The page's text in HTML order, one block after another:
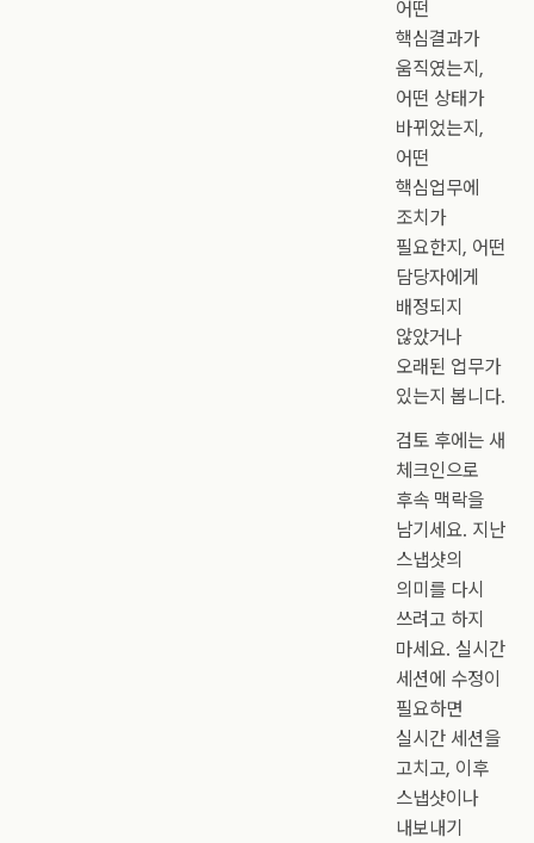
어떤
핵심결과가
움직였는지,
어떤 상태가
바뀌었는지,
어떤
핵심업무에
조치가
필요한지, 어떤
담당자에게
배정되지
않았거나
오래된 업무가
있는지 봅니다.
검토 후에는 새
체크인으로
후속 맥락을
남기세요. 지난
스냅샷의
의미를 다시
쓰려고 하지
마세요. 실시간
세션에 수정이
필요하면
실시간 세션을
고치고, 이후
스냅샷이나
내보내기